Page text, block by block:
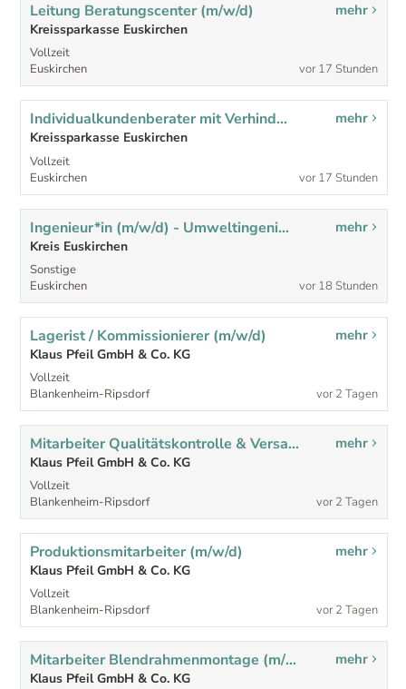
Leitung Beratungscenter (m/w/d)
Kreissparkasse Euskirchen
Vollzeit
Euskirchen
mehr
vor 17 Stunden
Individualkundenberater mit Verhinderungsvertretungsfunktion (m/w/d)
Kreissparkasse Euskirchen
Vollzeit
Euskirchen
mehr
vor 17 Stunden
Ingenieur*in (m/w/d) - Umweltingenieurwesen/Verfahrenstechnik/Agrarwissenschaften - für den Bereich des Kompostwerkes
Kreis Euskirchen
Sonstige
Euskirchen
mehr
vor 18 Stunden
Lagerist / Kommissionierer (m/w/d)
Klaus Pfeil GmbH & Co. KG
Vollzeit
Blankenheim-Ripsdorf
mehr
vor 2 Tagen
Mitarbeiter Qualitätskontrolle & Versand (m/w/d)
Klaus Pfeil GmbH & Co. KG
Vollzeit
Blankenheim-Ripsdorf
mehr
vor 2 Tagen
Produktionsmitarbeiter (m/w/d)
Klaus Pfeil GmbH & Co. KG
Vollzeit
Blankenheim-Ripsdorf
mehr
vor 2 Tagen
Mitarbeiter Blendrahmenmontage (m/w/d)
Klaus Pfeil GmbH & Co. KG
mehr